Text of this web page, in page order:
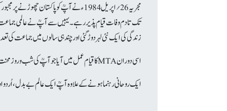
تک تادم وفات قیام پذیر رہے۔ یہیں سے آپؒ نے عالمی
زندگی کی ایک نئی لہر دوڑ گئی اور چند ہی سالوں میں جماعت کی تعداد کروڑوں تک پہنچ گئی اور 175
اسی دوران MTAکا قیام عمل میں آیا جو آپؒ کی شب و روز محنت کا ثمر ہے۔ جس کے ذریعہ دنیا بھر میں خطبات، مجالس عرفان اور دیگر علمی اور روحانی پروگرام پیش کئے جارہے ہیں۔
ایک روحانی رہنما ہونے کے علاوہ آپؒ ایک عالم بے بدل،